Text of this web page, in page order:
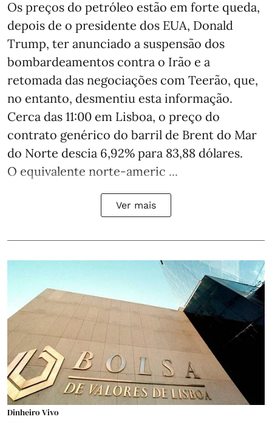
Os preços do petróleo estão em forte queda,
depois de o presidente dos EUA, Donald
Trump, ter anunciado a suspensão dos
bombardeamentos contra o Irão e a
retomada das negociações com Teerão, que,
no entanto, desmentiu esta informação.
Cerca das 11:00 em Lisboa, o preço do
contrato genérico do barril de Brent do Mar
do Norte descia 6,92% para 83,88 dólares.
O equivalente norte-americ ...
Ver mais
Dinheiro Vivo